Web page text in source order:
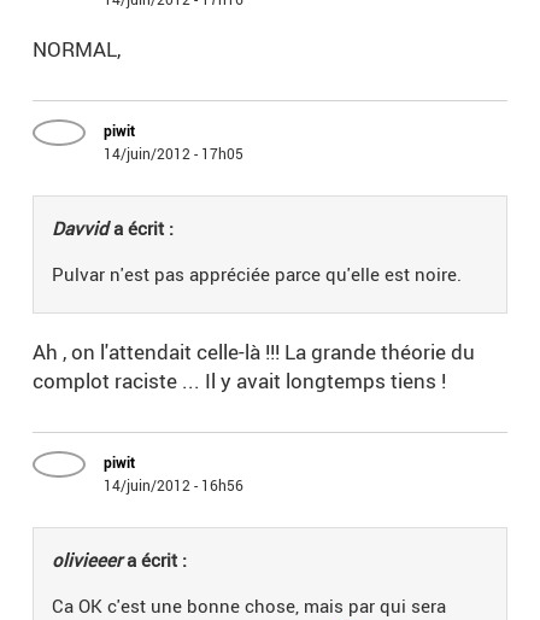
NORMAL,
piwit
14/juin/2012 - 17h05
Davvida écrit :
Pulvar n'est pas appréciée parce qu'elle est noire.
Ah , on l'attendait celle-là !!! La grande théorie du
complot raciste ... Il y avait longtemps tiens !
piwit
14/juin/2012 - 16h56
olivieeera écrit :
Ca OK c'est une bonne chose, mais par qui sera